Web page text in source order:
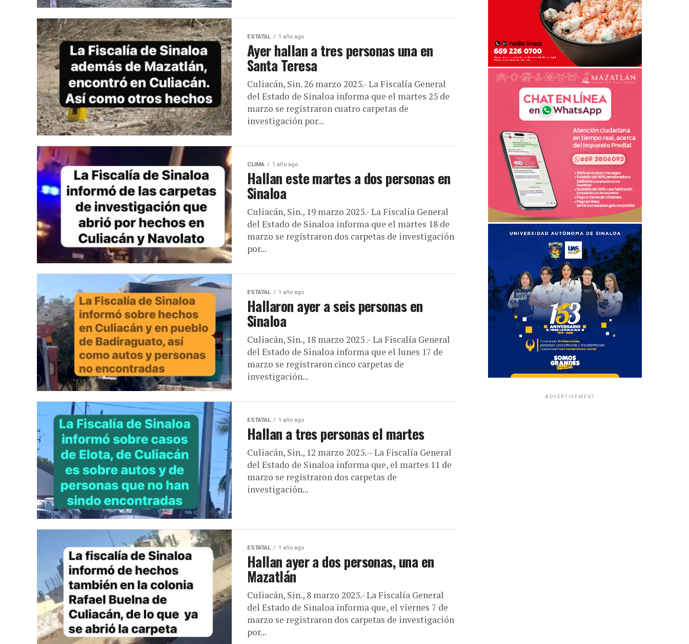
ESTATAL 1 año ago
Ayer hallan a tres personas una en
Santa Teresa
Culiacán, Sin. 26 marzo 2025.- La Fiscalía General
del Estado de Sinaloa informa que el martes 25 de
marzo se registraron cuatro carpetas de
investigación por...
CLIMA 1 año ago
Hallan este martes a dos personas en
Sinaloa
Culiacán, Sin., 19 marzo 2025.- La Fiscalía General
del Estado de Sinaloa informa que el martes 18 de
marzo se registraron dos carpetas de investigación
por...
ESTATAL 1 año ago
Hallaron ayer a seis personas en
Sinaloa
Culiacán, Sin., 18 marzo 2025 .- La Fiscalía General
del Estado de Sinaloa informa que el lunes 17 de
marzo se registraron cinco carpetas de
investigación...
ESTATAL 1 año ago
Hallan a tres personas el martes
Culiacán, Sin., 12 marzo 2025. – La Fiscalía General
del Estado de Sinaloa informa que, el martes 11 de
marzo se registraron dos carpetas de
investigación...
ESTATAL 1 año ago
Hallan ayer a dos personas, una en
Mazatlán
Culiacán, Sin., 8 marzo 2025.- La Fiscalía General
del Estado de Sinaloa informa que, el viernes 7 de
marzo se registraron dos carpetas de investigación
por...
ADVERTISEMENT